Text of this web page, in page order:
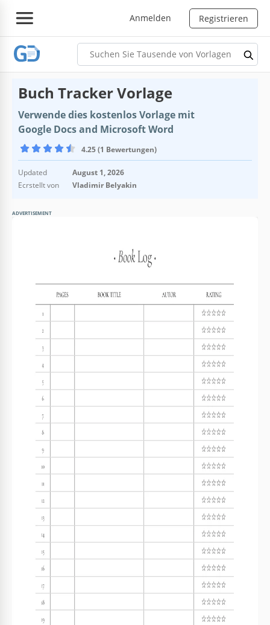
Anmelden Registrieren
Buch Tracker Vorlage
Verwende dies kostenlos Vorlage mit
Google Docs and Microsoft Word
4.25 (1 Bewertungen)
Updated
August 1, 2026
Ecrstellt von
Vladimir Belyakin
ADVERTISEMENT